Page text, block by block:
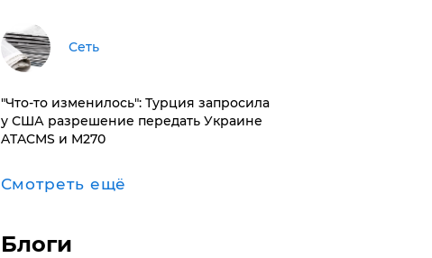
Сеть
​"Что-то изменилось": Турция запросила
у США разрешение передать Украине
ATACMS и M270
Смотреть ещё
Блоги